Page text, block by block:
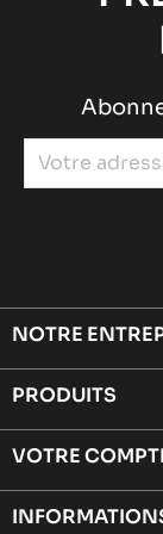
NOTRE
PRODUITS
VOTRE